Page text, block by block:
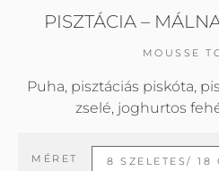
PISZTÁCIA –
MOUSSE
Puha, pisztáciás piskóta,
zselé, joghurtos
MÉRET